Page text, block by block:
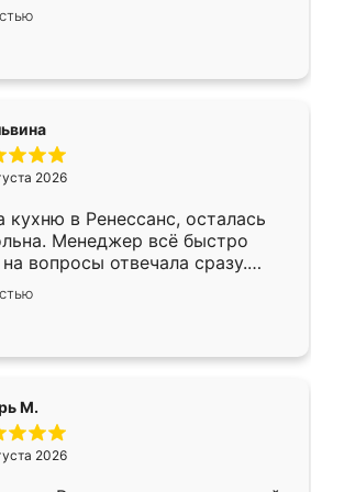
месяца, сборщик с прямыми
цене вышло адекватно.
2026
кухню в Ренессанс, осталась
Менеджер всё быстро
вопросы отвечала сразу.
в субботу, подошёл к
ответственностью. Собрали
работали аккуратно, даже
М.
2026